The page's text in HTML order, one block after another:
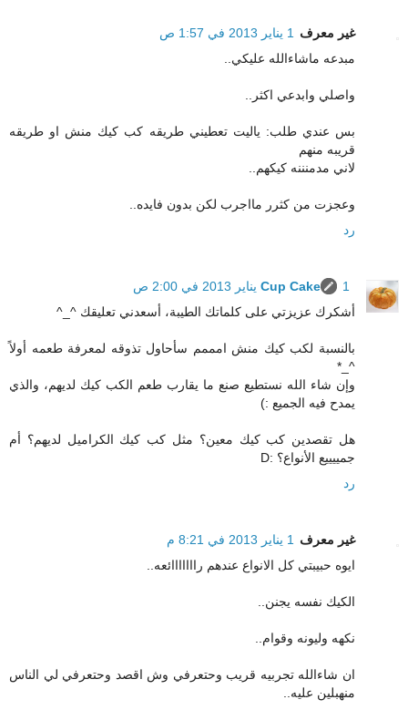
غير معرف
1 يناير 2013 في 1:57 ص
مبدعه ماشاءالله عليكي..
واصلي وابدعي اكثر..
بس عندي طلب: ياليت تعطيني طريقه كب كيك منش او طريقه
قريبه منهم
لاني مدمنننه كيكهم..
وعجزت من كثرر مااجرب لكن بدون فايده..
رد
Cup Cake
1 يناير 2013 في 2:00 ص
أشكرك عزيزتي على كلماتك الطيبة، أسعدني تعليقك ^_^
بالنسبة لكب كيك منش امممم سأحاول تذوقه لمعرفة طعمه أولاً
^_*
وإن شاء الله نستطيع صنع ما يقارب طعم الكب كيك لديهم، والذي
يمدح فيه الجميع :)
هل تقصدين كب كيك معين؟ مثل كب كيك الكراميل لديهم؟ أم
جمييييع الأنواع؟ :D
رد
غير معرف
1 يناير 2013 في 8:21 م
ايوه حبيبتي كل الانواع عندهم رااااااائعه..
الكيك نفسه يجنن..
نكهه وليونه وقوام..
ان شاءالله تجربيه قريب وحتعرفي وش اقصد وحتعرفي لي الناس
منهبلين عليه..